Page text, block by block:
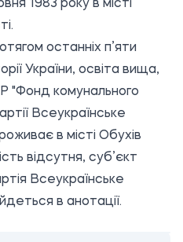
1983 року в місті
останніх п’яти
України, освіта вища,
"Фонд комунального
Всеукраїнське
в місті Обухів
відсутня, суб’єкт
Всеукраїнське
в анотації.